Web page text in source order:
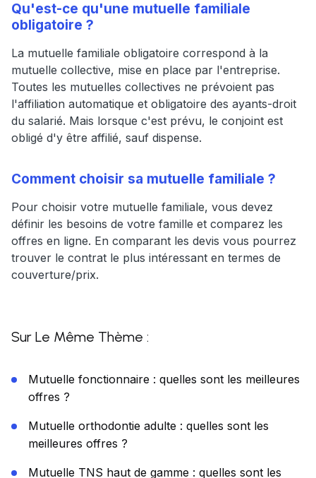
Qu'est-ce qu'une mutuelle familiale
obligatoire ?
La mutuelle familiale obligatoire correspond à la
mutuelle collective, mise en place par l'entreprise.
Toutes les mutuelles collectives ne prévoient pas
l'affiliation automatique et obligatoire des ayants-droit
du salarié. Mais lorsque c'est prévu, le conjoint est
obligé d'y être affilié, sauf dispense.
Comment choisir sa mutuelle familiale ?
Pour choisir votre mutuelle familiale, vous devez
définir les besoins de votre famille et comparez les
offres en ligne. En comparant les devis vous pourrez
trouver le contrat le plus intéressant en termes de
couverture/prix.
Sur Le Même Thème :
Mutuelle fonctionnaire : quelles sont les meilleures
offres ?
Mutuelle orthodontie adulte : quelles sont les
meilleures offres ?
Mutuelle TNS haut de gamme : quelles sont les